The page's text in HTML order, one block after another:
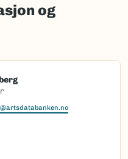
og